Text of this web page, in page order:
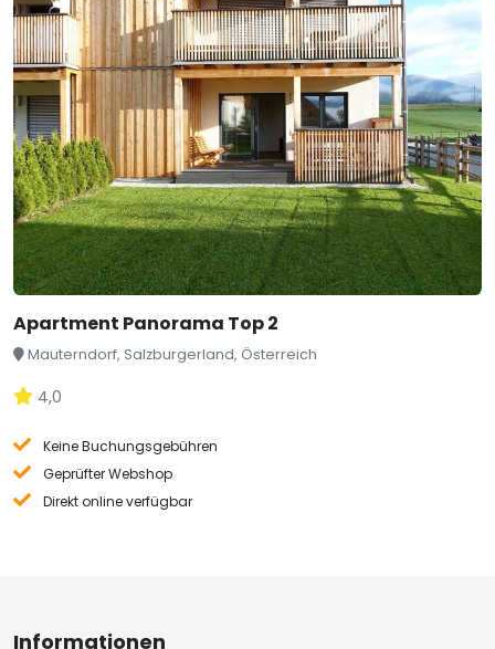
Apartment Panorama Top 2
Mauterndorf, Salzburgerland, Österreich
4,0
Keine Buchungsgebühren
Geprüfter Webshop
Direkt online verfügbar
Informationen